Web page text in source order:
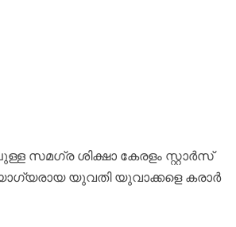
സമഗ്ര ശിക്ഷാ കേരളം സ്റ്റാർസ്
യോഗ്യരായ യുവതി യുവാക്കളെ കരാർ